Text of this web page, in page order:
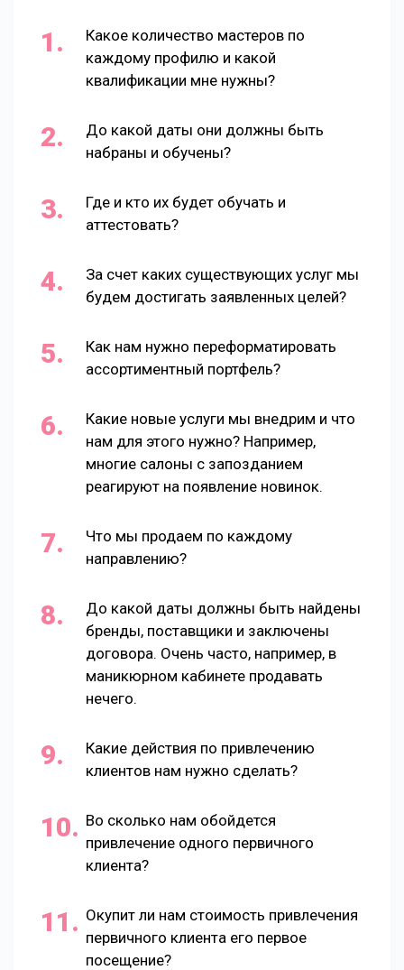
Какое количество мастеров по
каждому профилю и какой
квалификации мне нужны?
До какой даты они должны быть
набраны и обучены?
Где и кто их будет обучать и
аттестовать?
За счет каких существующих услуг мы
будем достигать заявленных целей?
Как нам нужно переформатировать
ассортиментный портфель?
Какие новые услуги мы внедрим и что
нам для этого нужно? Например,
многие салоны с запозданием
реагируют на появление новинок.
Что мы продаем по каждому
направлению?
До какой даты должны быть найдены
бренды, поставщики и заключены
договора. Очень часто, например, в
маникюрном кабинете продавать
нечего.
Какие действия по привлечению
клиентов нам нужно сделать?
Во сколько нам обойдется
привлечение одного первичного
клиента?
Окупит ли нам стоимость привлечения
первичного клиента его первое
посещение?